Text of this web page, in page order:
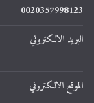
0020357998123
البريد الالكتروني
الموقع الالكتروني